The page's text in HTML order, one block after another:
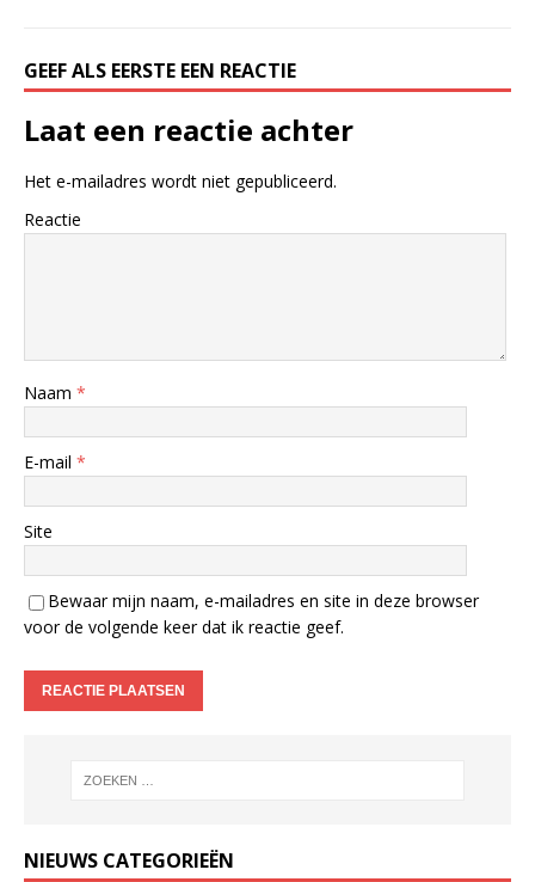
GEEF ALS EERSTE EEN REACTIE
Laat een reactie achter
Het e-mailadres wordt niet gepubliceerd.
Reactie
Naam *
E-mail *
Site
Bewaar mijn naam, e-mailadres en site in deze browser
voor de volgende keer dat ik reactie geef.
NIEUWS CATEGORIEËN